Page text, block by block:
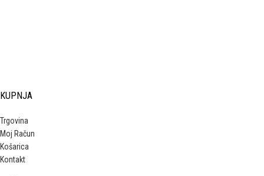
KUPNJA
Trgovina
Moj Račun
Košarica
Kontakt